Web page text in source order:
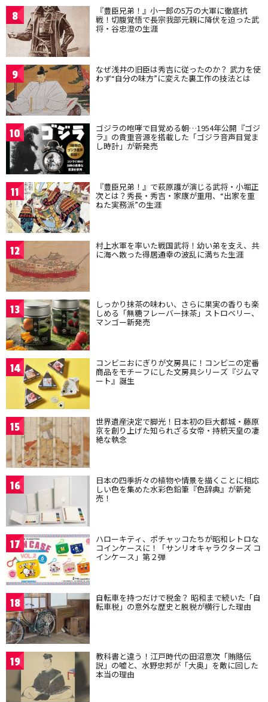
8 『豊臣兄弟！』小一郎の5万の大軍に徹底抗
戦！切腹覚悟で長宗我部元親に降伏を迫った武
将・谷忠澄の生涯
9 なぜ浅井の旧臣は秀吉に従ったのか？ 武力を使
わず“自分の味方”に変えた裏工作の技法とは
10 ゴジラの咆哮で目覚める朝…1954年公開『ゴジ
ラ』の貴重音源を搭載した「ゴジラ音声目覚ま
し時計」が新発売
11 『豊臣兄弟！』で萩原護が演じる武将・小堀正
次とは？秀長・秀吉・家康が重用、“出家を重
ねた実務派”の生涯
12 村上水軍を率いた戦国武将！幼い弟を支え、共
に海へ散った得居通幸の波乱に満ちた生涯
13 しっかり抹茶の味わい、さらに果実の香りも楽
しめる「無糖フレーバー抹茶」ストロベリー、
マンゴー新発売
14 コンビニおにぎりが文房具に！コンビニの定番
商品をモチーフにした文房具シリーズ『ジムマ
ート』誕生
15 世界遺産決定で脚光！日本初の巨大都城・藤原
京を創り上げた知られざる女帝・持統天皇の凄
絶な執念
16 日本の四季折々の植物や情景を描くことに相応
しい色を集めた水彩色鉛筆『色辞典』が新発
売！
17 ハローキティ、ポチャッコたちが昭和レトロな
コインケースに！「サンリオキャラクターズ コ
インケース」第２弾
18 自転車を持つだけで税金？ 昭和まで続いた「自
転車税」の意外な歴史と脱税が横行した理由
19 教科書と違う！江戸時代の田沼意次「賄賂伝
説」の嘘と、水野忠邦が「大奥」を敵に回した
本当の理由